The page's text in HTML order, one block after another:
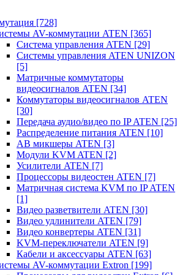
[728]
AV-коммутации ATEN [365]
Система управления ATEN [29]
Системы управления ATEN UNIZON
[5]
Матричные коммутаторы
видеосигналов ATEN [34]
Коммутаторы видеосигналов ATEN
[30]
Передача аудио/видео по IP ATEN [25]
Распределение питания ATEN [10]
АВ микшеры ATEN [3]
Модули KVM ATEN [2]
Усилители ATEN [7]
Процессоры видеостен ATEN [7]
Матричная система KVM по IP ATEN
[1]
Видео разветвители ATEN [30]
Видео удлинители ATEN [79]
Видео конвертеры ATEN [31]
KVM-переключатели ATEN [9]
Кабели и аксессуары ATEN [63]
AV-коммутации Extron [199]